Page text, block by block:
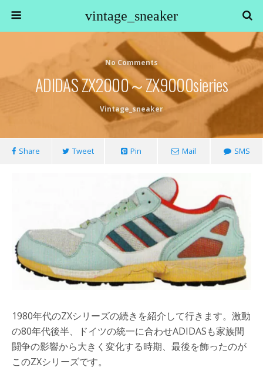
vintage_sneaker
No Comments
ADIDAS ZX2000～ZX9000sieries
Vintage_sneaker
Share Tweet Pin Mail SMS
1980年代のZXシリーズの続きを紹介して行きます。激動
の80年代後半、ドイツの統一に合わせADIDASも家族間
闘争の影響から大きく変化する時期、最後を飾ったのが
このZXシリーズです。